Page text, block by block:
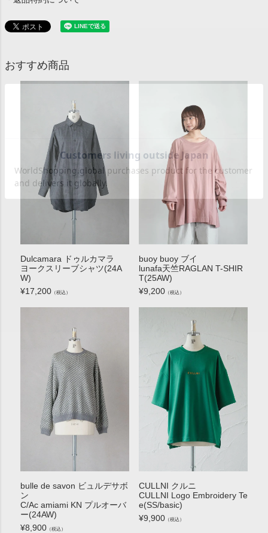
おすすめ商品
Dulcamara ドゥルカマラ
ヨークスリーブシャツ(24A
W)
¥17,200（税込）
buoy buoy ブイ
lunafa天竺RAGLAN T-SHIR
T(25AW)
¥9,200 （税込）
bulle de savon ビュルデサボ
ン
C/Ac amiami KN プルオーバ
ー(24AW)
¥8,900（税込）
CULLNI クルニ
CULLNI Logo Embroidery Te
e(SS/basic)
¥9,900 （税込）